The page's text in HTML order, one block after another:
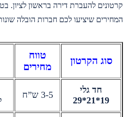
קרטונים להעברת דירה בראשון לציון.
המחירים שיציעו לכם חברות הובלה
סוג הקרטון
טווח
מחירים
חד גלי
19*21*29
3-5 ש”ח